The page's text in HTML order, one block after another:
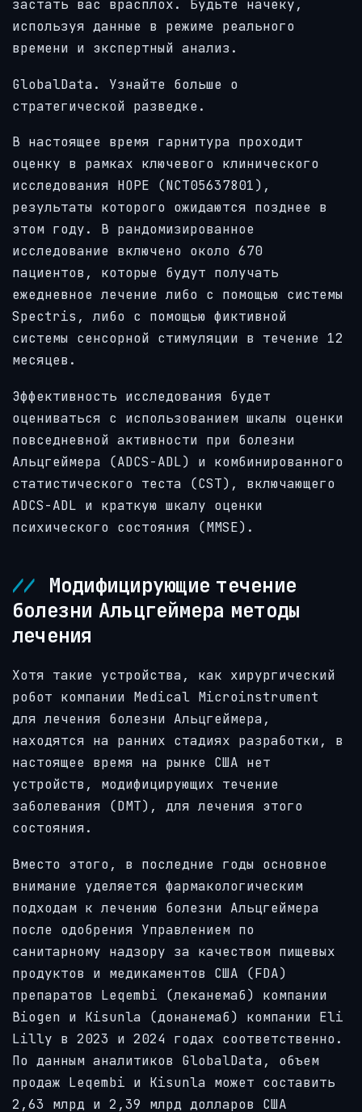
застать вас врасплох. Будьте начеку,
используя данные в режиме реального
времени и экспертный анализ.
GlobalData.
Узнайте больше о
стратегической разведке.
В настоящее время гарнитура проходит
оценку в рамках ключевого клинического
исследования HOPE (NCT05637801),
результаты которого ожидаются позднее в
этом году. В рандомизированное
исследование включено около 670
пациентов, которые будут получать
ежедневное лечение либо с помощью системы
Spectris, либо с помощью фиктивной
системы сенсорной стимуляции в течение 12
месяцев.
Эффективность исследования будет
оцениваться с использованием шкалы оценки
повседневной активности при болезни
Альцгеймера (ADCS-ADL) и комбинированного
статистического теста (CST), включающего
ADCS-ADL и краткую шкалу оценки
психического состояния (MMSE).
Модифицирующие течение
болезни Альцгеймера методы
лечения
Хотя такие устройства, как хирургический
робот компании Medical Microinstrument
для лечения болезни Альцгеймера,
находятся на ранних стадиях разработки, в
настоящее время на рынке США нет
устройств, модифицирующих течение
заболевания (DMT), для лечения этого
состояния.
Вместо этого, в последние годы основное
внимание уделяется фармакологическим
подходам к лечению болезни Альцгеймера
после одобрения Управлением по
санитарному надзору за качеством пищевых
продуктов и медикаментов США (FDA)
препаратов Leqembi (леканемаб) компании
Biogen и Kisunla (донанемаб) компании Eli
Lilly в 2023 и 2024 годах соответственно.
По данным аналитиков GlobalData, объем
продаж Leqembi и Kisunla может составить
2,63 млрд и 2,39 млрд долларов США